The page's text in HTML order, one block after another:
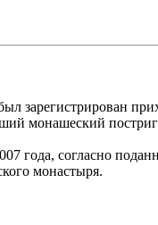
зарегистрирован
монашеский
года, согласно
монастыря.